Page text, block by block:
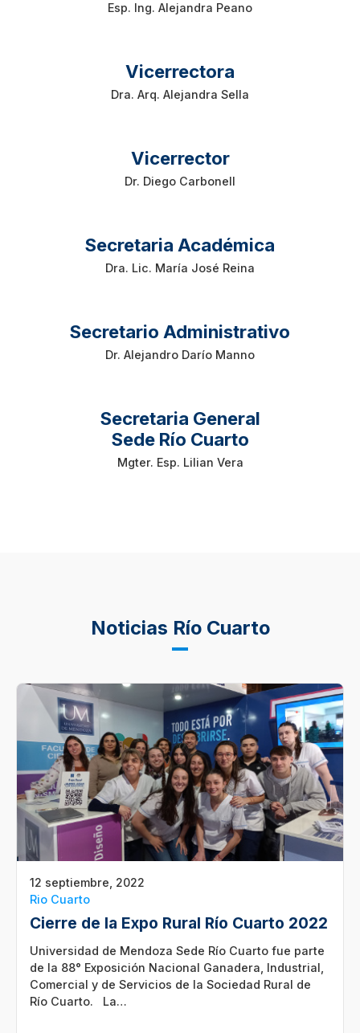
Esp. Ing. Alejandra Peano
Vicerrectora
Dra. Arq. Alejandra Sella
Vicerrector
Dr. Diego Carbonell
Secretaria Académica
Dra. Lic. María José Reina
Secretario Administrativo
Dr. Alejandro Darío Manno
Secretaria General
Sede Río Cuarto
Mgter. Esp. Lilian Vera
Noticias Río Cuarto
12 septiembre, 2022
Rio Cuarto
Cierre de la Expo Rural Río Cuarto 2022
Universidad de Mendoza Sede Río Cuarto fue parte
de la 88° Ex­po­si­ción Na­cio­nal Ga­na­de­ra, In­dus­trial,
Co­mer­cial y de Ser­vi­cios de la So­cie­dad Ru­ral de
Río Cuar­to. La…